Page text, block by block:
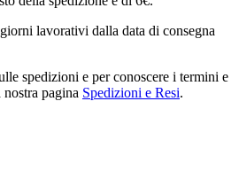
lavorativi dalla data di consegna
spedizioni e per conoscere i termini e
pagina Spedizioni e Resi.